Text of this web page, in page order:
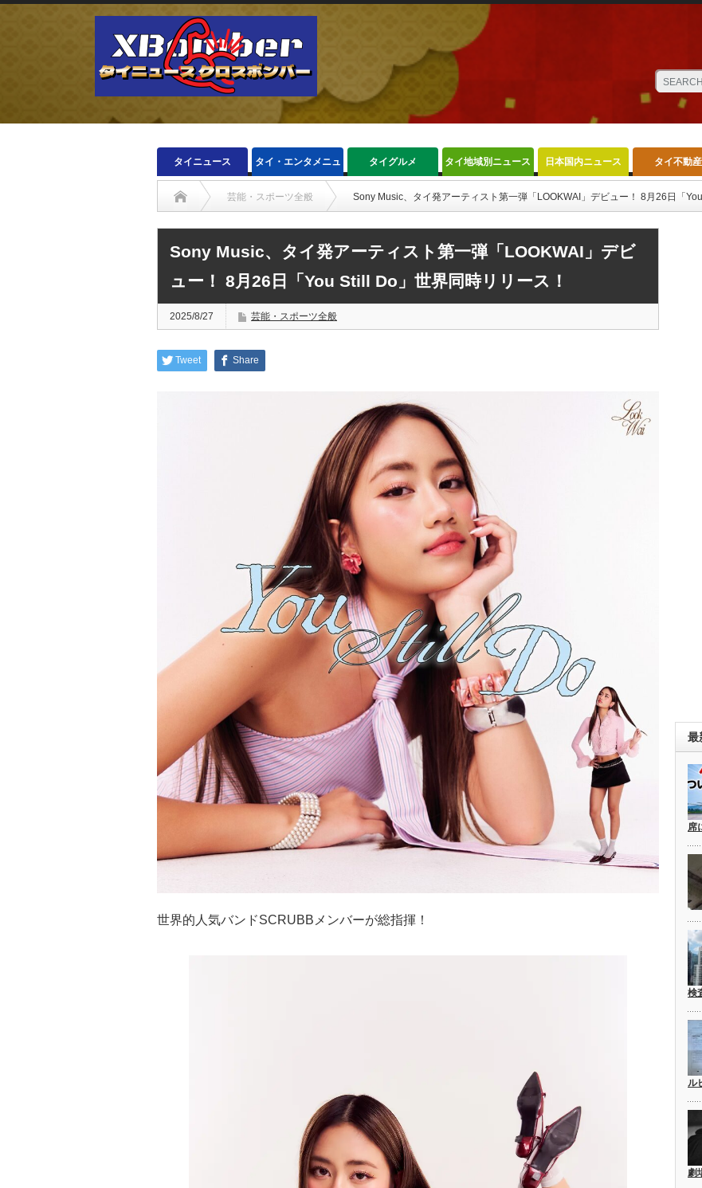
タイニュース タイ・エンタメニュ
ース
タイグルメ タイ地域別ニュース 日本国内ニュース タイ不動産
芸能・スポーツ全般 Sony Music、タイ発アーティスト第一弾「LOOKWAI」デビュー！ 8月26日「
Sony Music、タイ発アーティスト第一弾「LOOKWAI」デビ
ュー！ 8月26日「You Still Do」世界同時リリース！
2025/8/27 芸能・スポーツ全般
Tweet Share
世界的人気バンドSCRUBBメンバーが総指揮！
最
席
検
ル
劇